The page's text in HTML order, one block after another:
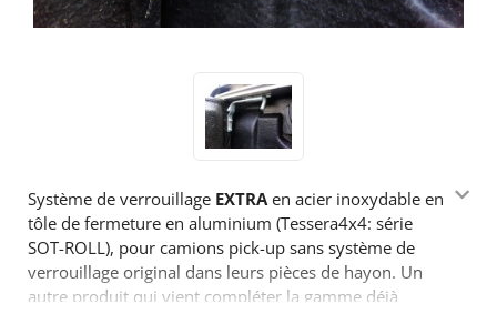
Système de verrouillage EXTRAen acier inoxydable en
tôle de fermeture en aluminium (Tessera4x4: série
SOT-ROLL), pour camions pick-up sans système de
verrouillage original dans leurs pièces de hayon. Un
autre produit qui vient compléter la gamme déjà